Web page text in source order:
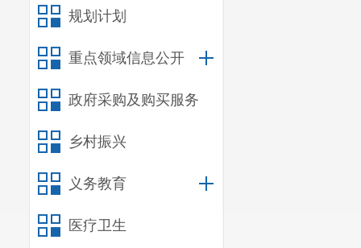
规划计划
重点领域信息公开
政府采购及购买服务
乡村振兴
义务教育
医疗卫生